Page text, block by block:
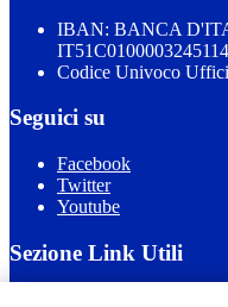
IBAN: BANCA
Codice Univoco
Seguici su
Facebook
Twitter
Youtube
Sezione Link Utili